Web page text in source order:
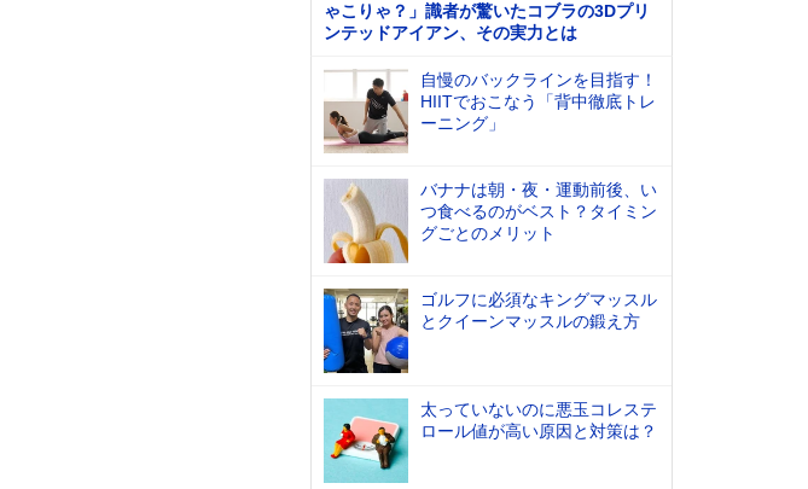
ゃこりゃ？」識者が驚いたコブラの3Dプリ
ンテッドアイアン、その実力とは
自慢のバックラインを目指す！
HIITでおこなう「背中徹底トレ
ーニング」
バナナは朝・夜・運動前後、い
つ食べるのがベスト？タイミン
グごとのメリット
ゴルフに必須なキングマッスル
とクイーンマッスルの鍛え方
太っていないのに悪玉コレステ
ロール値が高い原因と対策は？